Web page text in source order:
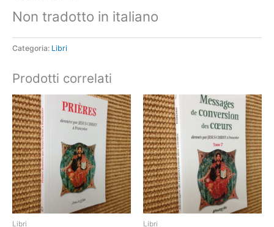
Non tradotto in italiano
Categoria: Libri
Prodotti correlati
Libri Libri